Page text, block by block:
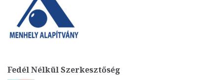
Fedél Nélkül Szerkesztőség